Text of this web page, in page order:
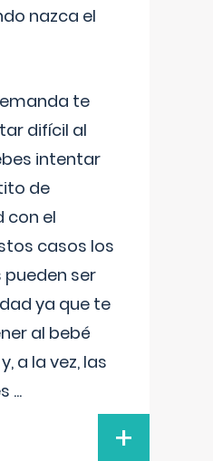
nazca el
te
difícil al
intentar
de
con el
casos los
ser
ya que te
al bebé
a la vez, las
...
+